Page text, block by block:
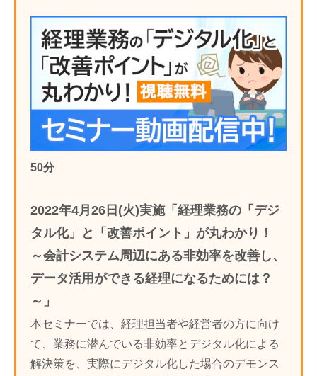
50分
2022年4月26日(火)実施「経理業務の「デジ
タル化」と「改善ポイント」が丸わかり！
～会計システム周辺にある非効率を改善し、
データ活用ができる経理になるためには？
～」
本セミナーでは、経理担当者や経営者の方に向け
て、業務に潜んでいる非効率とデジタル化による
解決策を、実際にデジタル化した場合のデモンス